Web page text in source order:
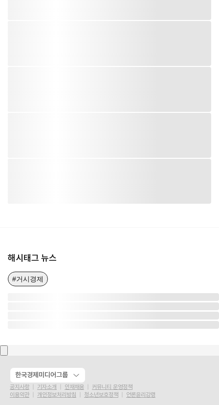
해시태그 뉴스
#거시경제
한국경제미디어그룹
공지사항 기자소개 인재채용
커뮤니티 운영정책
이용약관
개인정보처리방침 청소년보호정책
언론윤리강령